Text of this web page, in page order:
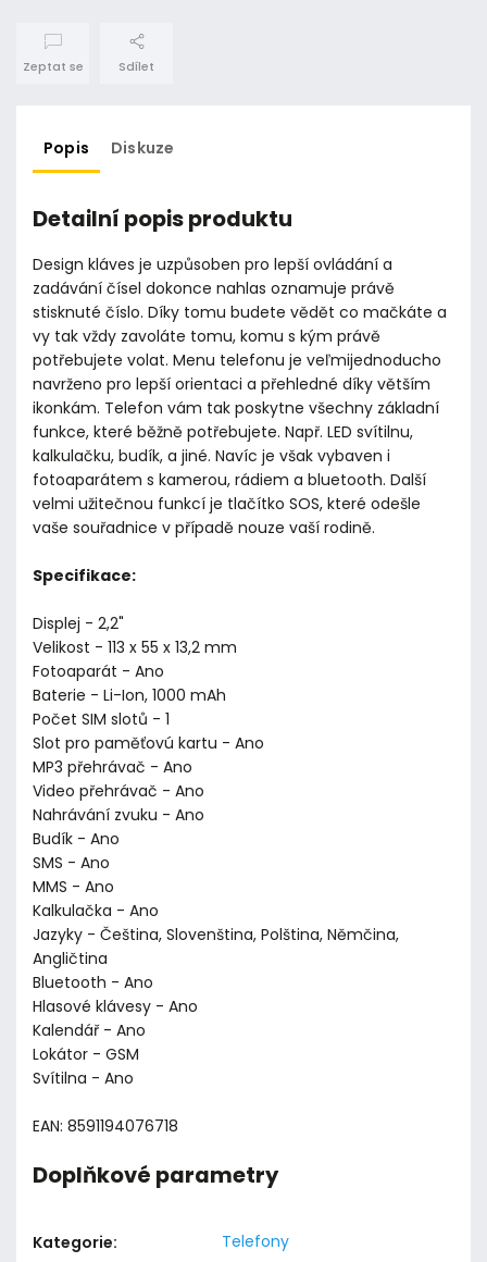
Zeptat se Sdílet
Popis Diskuze
Detailní popis produktu
Design kláves je uzpůsoben pro lepší ovládání a
zadávání čísel dokonce nahlas oznamuje právě
stisknuté číslo. Díky tomu budete vědět co mačkáte a
vy tak vždy zavoláte tomu, komu s kým právě
potřebujete volat. Menu telefonu je veľmijednoducho
navrženo pro lepší orientaci a přehledné díky větším
ikonkám. Telefon vám tak poskytne všechny základní
funkce, které běžně potřebujete. Např. LED svítilnu,
kalkulačku, budík, a jiné. Navíc je však vybaven i
fotoaparátem s kamerou, rádiem a bluetooth. Další
velmi užitečnou funkcí je tlačítko SOS, které odešle
vaše souřadnice v případě nouze vaší rodině.
Specifikace:
Displej - 2,2"
Velikost - 113 x 55 x 13,2 mm
Fotoaparát - Ano
Baterie - Li-Ion, 1000 mAh
Počet SIM slotů - 1
Slot pro paměťovú kartu - Ano
MP3 přehrávač - Ano
Video přehrávač - Ano
Nahrávání zvuku - Ano
Budík - Ano
SMS - Ano
MMS - Ano
Kalkulačka - Ano
Jazyky - Čeština, Slovenština, Polština, Němčina,
Angličtina
Bluetooth - Ano
Hlasové klávesy - Ano
Kalendář - Ano
Lokátor - GSM
Svítilna - Ano
EAN: 8591194076718
Doplňkové parametry
Kategorie:
Telefony